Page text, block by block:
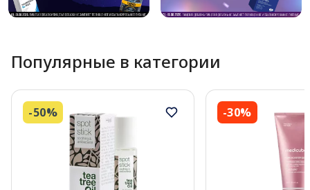
Популярные в категории
-50% -30%